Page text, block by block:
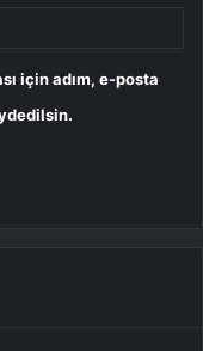
için adım, e-posta